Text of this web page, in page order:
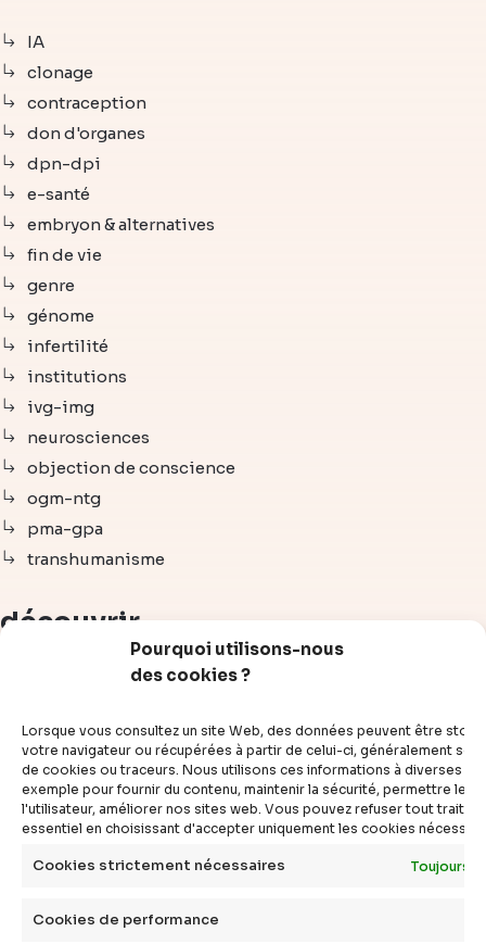
Pourquoi utilisons-nous
des cookies ?
Lorsque vous consultez un site Web, des données peuvent être
votre navigateur ou récupérées à partir de celui-ci, généralement
de cookies ou traceurs. Nous utilisons ces informations à diverses
exemple pour fournir du contenu, maintenir la sécurité, permettre le
l'utilisateur, améliorer nos sites web. Vous pouvez refuser tout
essentiel en choisissant d'accepter uniquement les cookies
Cookies strictement nécessaires Toujours
Cookies de performance
IA
clonage
contraception
don d'organes
dpn-dpi
e-santé
embryon & alternatives
fin de vie
genre
génome
infertilité
institutions
ivg-img
neurosciences
objection de conscience
ogm-ntg
pma-gpa
transhumanisme
découvrir
dossiers
experts
compléments
questions
définitions
livres